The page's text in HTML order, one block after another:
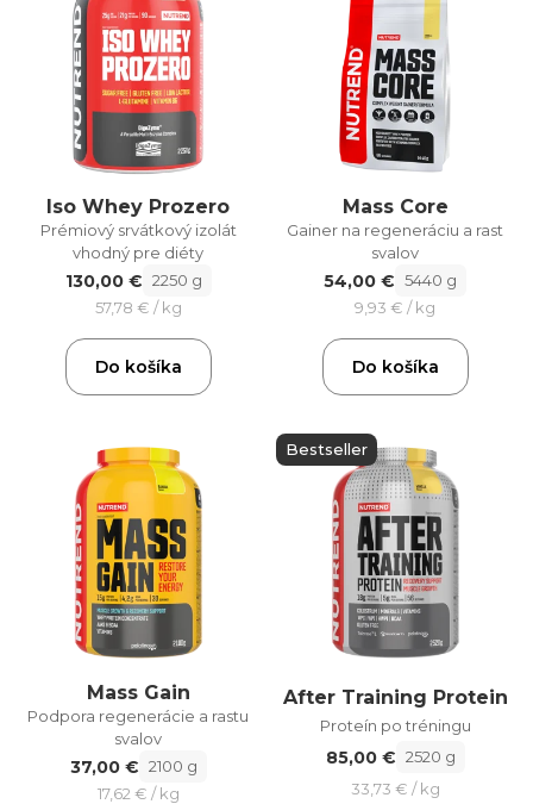
Iso Whey Prozero
Prémiový srvátkový izolát
vhodný pre diéty
130,00 € 2250 g
57,78 € / kg
Do košíka
Mass Core
Gainer na regeneráciu a rast
svalov
54,00 € 5440 g
9,93 € / kg
Do košíka
Mass Gain
Podpora regenerácie a rastu
svalov
37,00 € 2100 g
17,62 € / kg
Bestseller
After Training Protein
Proteín po tréningu
85,00 € 2520 g
33,73 € / kg